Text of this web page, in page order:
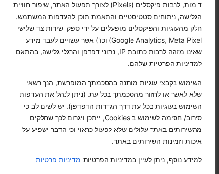
דומות, לרבות פיקסלים (Pixels) לצורך תפעול האתר, שיפור חוויית
הגלישה, ניתוחים סטטיסטיים והתאמת תוכן להעדפות המשתמש.
חלק מהעוגיות והפיקסלים מופעלים על ידי ספקי שירות צד שלישי
Google Analytics, Meta Pixel) וכו') אשר עשויים לעבד מידע
שאינו מזהה לרבות כתובת IP, נתוני דפדפן והרגלי גלישה, בהתאם
למדיניות הפרטיות שלהם.
השימוש בקבצי עוגיות מותנה בהסכמתך המופרשת, הנך רשאי
שלא לאשר או לחזור מהסכמתך בכל עת. (ניתן לנהל את העדפות
השימוש בעוגיות בכל עת דרך הגדרות הדפדפן). יש לשים לב כי
סירוב/ חסימה לשימוש ב Cookies, ייתכן ויגרום לכך שחלקים
מהשירותים באתר עלולים שלא לפעול כראוי וכי הדבר ישפיע על
איכות וזמינות השירותים באתר.
למידע נוסף, ניתן לעיין במדיניות הפרטיות מדיניות פרטיות
האודם 3 פתח תקווה
חפשו אותנו
בלחיצה על ״הרשמה״ אני מאשר/ת קבלת דיוור פרסומי
באמצעות דואל ולתנאי השימוש